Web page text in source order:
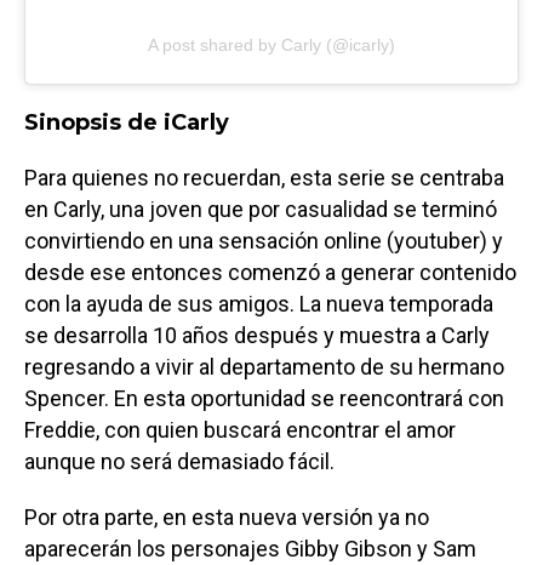
A post shared by Carly (@icarly)
Sinopsis de iCarly
Para quienes no recuerdan, esta serie se centraba
en Carly, una joven que por casualidad se terminó
convirtiendo en una sensación online (youtuber) y
desde ese entonces comenzó a generar contenido
con la ayuda de sus amigos. La nueva temporada
se desarrolla 10 años después y muestra a Carly
regresando a vivir al departamento de su hermano
Spencer. En esta oportunidad se reencontrará con
Freddie, con quien buscará encontrar el amor
aunque no será demasiado fácil.
Por otra parte, en esta nueva versión ya no
aparecerán los personajes Gibby Gibson y Sam